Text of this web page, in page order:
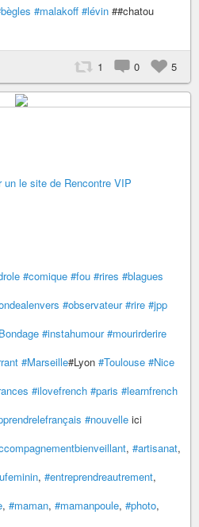
#malakoff #lévin ##chatou
1 0 5
le site de Rencontre VIP
#comique #fou #rires #blagues
#observateur #rire #jpp
#instahumour #mourirderire
#Marseille#Lyon #Toulouse #Nice
#ilovefrench #paris #learnfrench
#nouvelle ici
, #artisanat,
, #entreprendreautrement,
, #maman, #mamanpoule, #photo,